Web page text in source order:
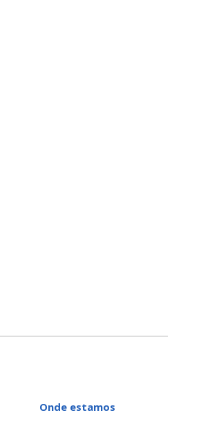
Onde estamos